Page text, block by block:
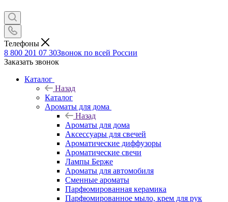
Телефоны
8 800 201 07 30Звонок по всей России
Заказать звонок
Каталог
Назад
Каталог
Ароматы для дома
Назад
Ароматы для дома
Аксессуары для свечей
Ароматические диффузоры
Ароматические свечи
Лампы Берже
Ароматы для автомобиля
Сменные ароматы
Парфюмированная керамика
Парфюмированное мыло, крем для рук